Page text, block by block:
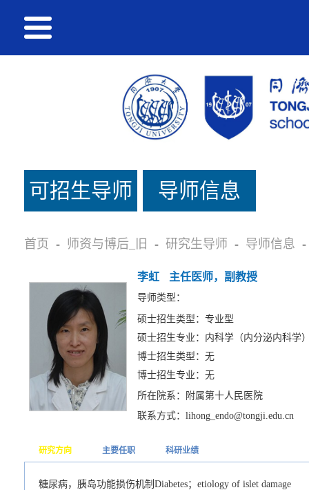
可招生导师
名单_旧
导师信息
首页 - 师资与博后_旧 - 研究生导师 - 导师信息 -
李虹 主任医师，副教授
导师类型：
硕士招生类型：专业型
硕士招生专业：内科学（内分泌内科学
博士招生类型：无
博士招生专业：无
所在院系：附属第十人民医院
联系方式：lihong_endo@tongji.edu.cn
研究方向 主要任职 科研业绩
糖尿病，胰岛功能损伤机制Diabetes；etiology of islet damage